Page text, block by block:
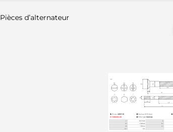
Pièces d’alternateur